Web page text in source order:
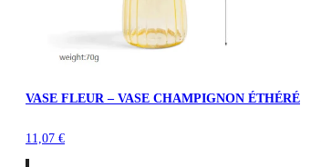
VASE FLEUR – VASE CHAMPIGNON ÉTHÉRÉ
11,07 €